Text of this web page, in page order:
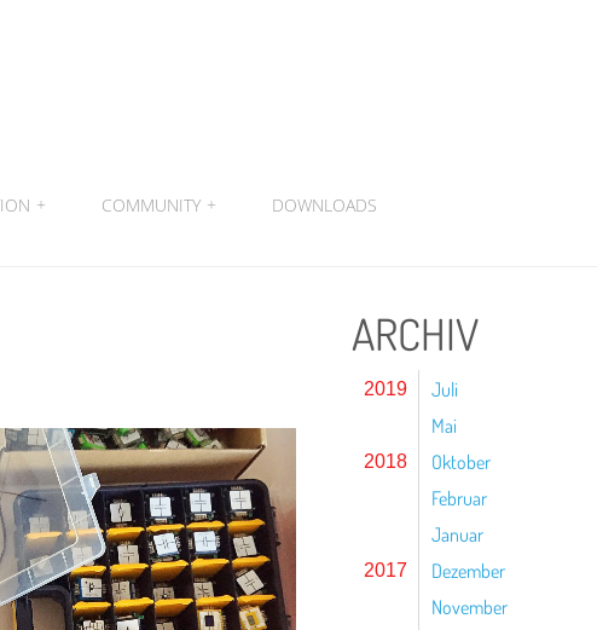
+ COMMUNITY + DOWNLOADS
ARCHIV
2019
Juli
Mai
2018
Oktober
Februar
Januar
2017
Dezember
November